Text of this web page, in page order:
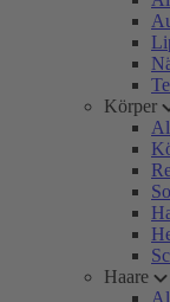
Körper
Haare